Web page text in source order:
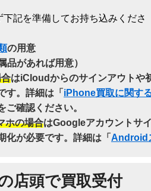
下記を準備してお持ち込みくださ
の用意
品があれば用意）
はiCloudからのサインアウトや
す。詳細は「 iPhone買取に関す
ご確認ください。
ホの場合はGoogleアカウントサイ
化が必要です。詳細は「 Android
店頭で買取受付